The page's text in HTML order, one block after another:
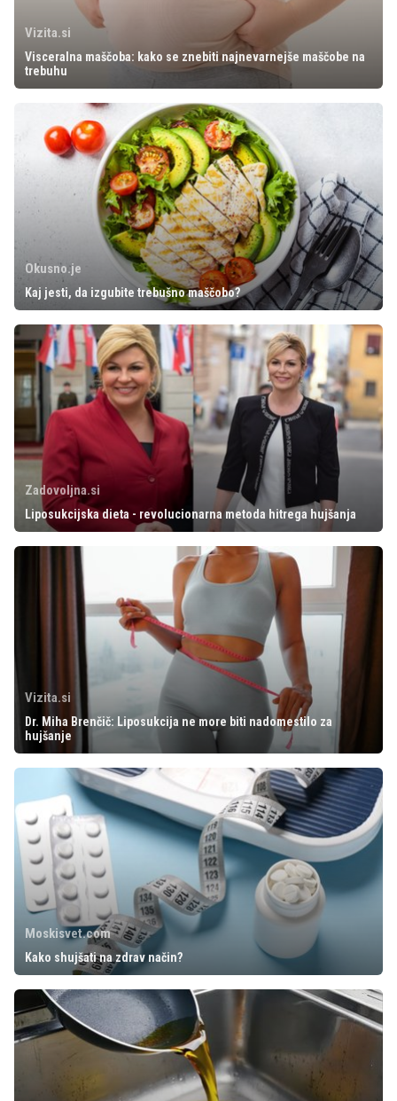
Vizita.si
Visceralna maščoba: kako se znebiti najnevarnejše maščobe na
trebuhu
Okusno.je
Kaj jesti, da izgubite trebušno maščobo?
Zadovoljna.si
Liposukcijska dieta - revolucionarna metoda hitrega hujšanja
Vizita.si
Dr. Miha Brenčič: Liposukcija ne more biti nadomestilo za
hujšanje
Moskisvet.com
Kako shujšati na zdrav način?